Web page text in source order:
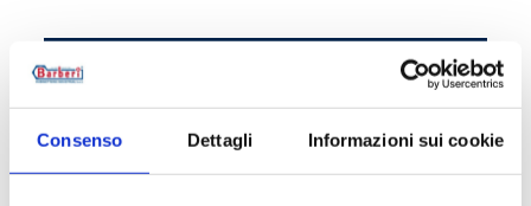
Consenso Dettagli Informazioni sui cookie
Item code Size
178015C00 G 1/2 F - G 1/2 M